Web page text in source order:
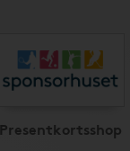
Presentkortsshop